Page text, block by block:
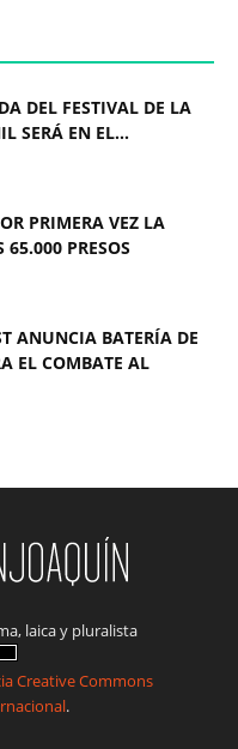
DEL FESTIVAL DE LA
SERÁ EN EL...
PRIMERA VEZ LA
65.000 PRESOS
ANUNCIA BATERÍA DE
EL COMBATE AL
laica y pluralista
Creative Commons
.